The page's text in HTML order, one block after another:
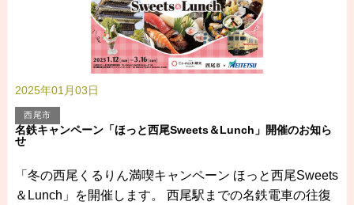
2025年01月03日
西尾市
名鉄キャンペーン「ほっと西尾Sweets＆Lunch」開催のお知ら
せ
「冬の西尾くるりん満喫キャンペーン ほっと西尾Sweets
＆Lunch」を開催します。 西尾駅までの名鉄電車の往復